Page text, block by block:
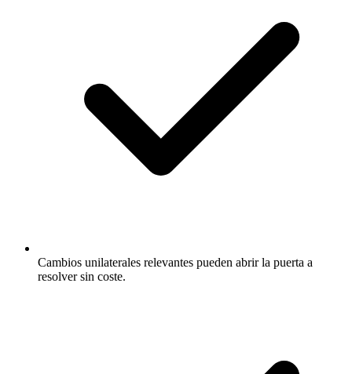
Cambios unilaterales relevantes pueden abrir la puerta a
resolver sin coste.